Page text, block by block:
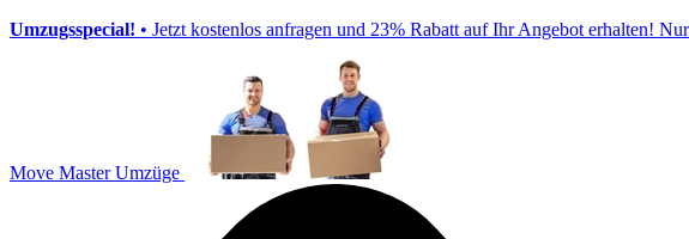
Umzugsspecial! • Jetzt kostenlos anfragen und 23% Rabatt auf Ihr Angebot erhalten!
Move Master Umzüge